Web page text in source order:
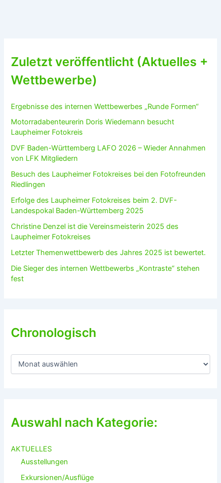
Zuletzt veröffentlicht (Aktuelles +
Wettbewerbe)
Ergebnisse des internen Wettbewerbes „Runde Formen“
Motorradabenteurerin Doris Wiedemann besucht
Laupheimer Fotokreis
DVF Baden-Württemberg LAFO 2026 – Wieder Annahmen
von LFK Mitgliedern
Besuch des Laupheimer Fotokreises bei den Fotofreunden
Riedlingen
Erfolge des Laupheimer Fotokreises beim 2. DVF-
Landespokal Baden-Württemberg 2025
Christine Denzel ist die Vereinsmeisterin 2025 des
Laupheimer Fotokreises
Letzter Themenwettbewerb des Jahres 2025 ist bewertet.
Die Sieger des internen Wettbewerbs „Kontraste“ stehen
fest
Chronologisch
C
o
i
Auswahl nach Kategorie:
AKTUELLES
Ausstellungen
Exkursionen/Ausflüge